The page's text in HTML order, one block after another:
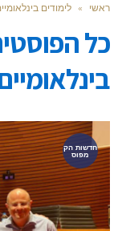
ראשי » לימודים
כל
חדשות הק
מפוס